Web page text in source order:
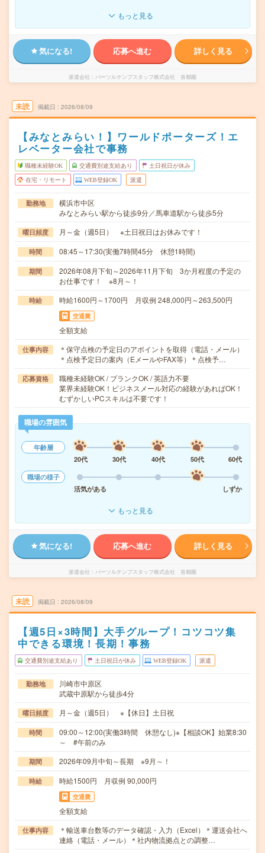
もっと見る
気になる! 応募へ進む 詳しく見る
派遣会社 パーソルテンプスタッフ株式会社 首都圏
未読 掲載日 2026/08/09
【みなとみらい！】ワールドポーターズ！エ
レベーター会社で事務
職種未経験OK 交通費別途支給あり 土日祝日が休み
在宅・リモート WEB登録OK 派遣
勤務地
横浜市中区
みなとみらい駅から徒歩9分／馬車道駅から徒歩5分
曜日頻度 月～金（週5日） ※土日祝日はお休みです！
時間 08:45～17:30(実働7時間45分 休憩1時間)
期間
2026年08月下旬～2026年11月下旬 3か月程度の予定の
お仕事です！ ※8月～！
時給 時給1600円～1700円 月収例 248,000円～263,500円
交通費
全額支給
仕事内容
＊保守点検の予定日のアポイントを取得（電話・メール）
＊点検予定日の案内（EメールやFAX等）＊点検予…
応募資格
職種未経験OK / ブランクOK / 英語力不要
業界未経験OK！ビジネスメール対応の経験があればOK！
むずかしいPCスキルは不要です！
職場の雰囲気
年齢層
20代
30代 40代 50代
60代
職場の様子
活気がある
しずか
もっと見る
気になる! 応募へ進む 詳しく見る
派遣会社 パーソルテンプスタッフ株式会社 首都圏
未読 掲載日 2026/08/09
【週5日×3時間】大手グループ！コツコツ集
中できる環境！長期！事務
交通費別途支給あり 土日祝日が休み WEB登録OK 派遣
勤務地
川崎市中原区
武蔵中原駅から徒歩4分
曜日頻度 月～金（週5日） ※【休日】土日祝
時間
09:00～12:00(実働3時間 休憩なし)※【相談OK】始業8:30
～ #午前のみ
期間 2026年09月中旬～長期 ※9月～！
時給 時給1500円 月収例 90,000円
交通費
全額支給
仕事内容
＊輸送車台数等のデータ確認・入力（Excel）＊運送会社へ
連絡（電話・メール）＊社内物流拠点との調整…